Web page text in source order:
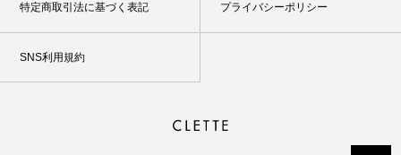
特定商取引法に基づく表記 プライバシーポリシー
SNS利用規約